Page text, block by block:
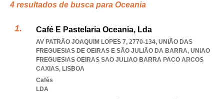
4 resultados de busca para Oceania
Café E Pastelaria Oceania, Lda
AV PATRÃO JOAQUIM LOPES 7, 2770-134, UNIÃO DAS
FREGUESIAS DE OEIRAS E SÃO JULIÃO DA BARRA, UNIAO
FREGUESIAS OEIRAS SAO JULIAO BARRA PACO ARCOS
CAXIAS, LISBOA
Cafés
LDA